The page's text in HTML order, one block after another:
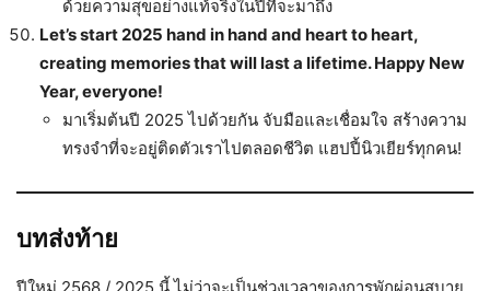
ด้วยความสุขอย่างแท้จริงในปีที่จะมาถึง
Let’s start 2025 hand in hand and heart to heart,
creating memories that will last a lifetime. Happy New
Year, everyone!
มาเริ่มต้นปี 2025 ไปด้วยกัน จับมือและเชื่อมใจ สร้างความ
ทรงจำที่จะอยู่ติดตัวเราไปตลอดชีวิต แฮปปี้นิวเยียร์ทุกคน!
บทส่งท้าย